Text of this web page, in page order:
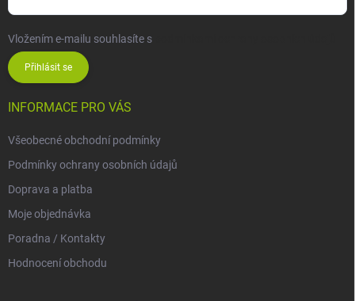
Vložením e-mailu souhlasíte s
Přihlásit se
INFORMACE PRO VÁS
Všeobecné obchodní podmínky
Podmínky ochrany osobních údajů
Doprava a platba
Moje objednávka
Poradna / Kontakty
Hodnocení obchodu